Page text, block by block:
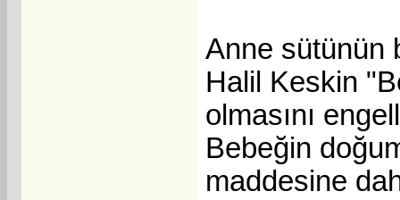
Anne sütünün
Halil Keskin
olmasını
Bebeğin
maddesine